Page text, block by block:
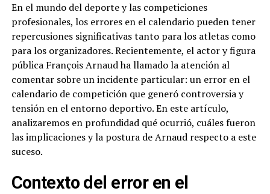
En el mundo del deporte y las competiciones
profesionales, los errores en el calendario pueden tener
repercusiones significativas tanto para los atletas como
para los organizadores. Recientemente, el actor y figura
pública François Arnaud ha llamado la atención al
comentar sobre un incidente particular: un error en el
calendario de competición que generó controversia y
tensión en el entorno deportivo. En este artículo,
analizaremos en profundidad qué ocurrió, cuáles fueron
las implicaciones y la postura de Arnaud respecto a este
suceso.
Contexto del error en el